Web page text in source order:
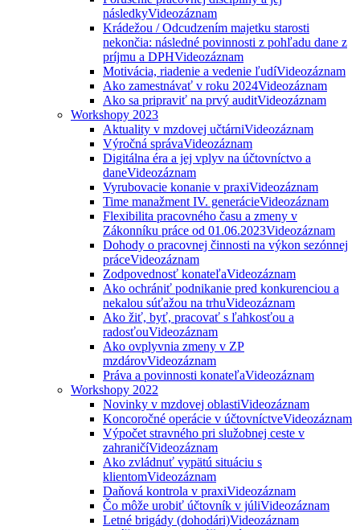
následkyVideozáznam
Krádežou / Odcudzením majetku starosti
nekončia: následné povinnosti z pohľadu dane z
príjmu a DPHVideozáznam
Motivácia, riadenie a vedenie ľudíVideozáznam
Ako zamestnávať v roku 2024Videozáznam
Ako sa pripraviť na prvý auditVideozáznam
Workshopy 2023
Aktuality v mzdovej učtárniVideozáznam
Výročná správaVideozáznam
Digitálna éra a jej vplyv na účtovníctvo a
daneVideozáznam
Vyrubovacie konanie v praxiVideozáznam
Time manažment IV. generácieVideozáznam
Flexibilita pracovného času a zmeny v
Zákonníku práce od 01.06.2023Videozáznam
Dohody o pracovnej činnosti na výkon sezónnej
práceVideozáznam
Zodpovednosť konateľaVideozáznam
Ako ochrániť podnikanie pred konkurenciou a
nekalou súťažou na trhuVideozáznam
Ako žiť, byť, pracovať s ľahkosťou a
radosťouVideozáznam
Ako ovplyvnia zmeny v ZP
mzdárovVideozáznam
Práva a povinnosti konateľaVideozáznam
Workshopy 2022
Novinky v mzdovej oblastiVideozáznam
Koncoročné operácie v účtovníctveVideozáznam
Výpočet stravného pri služobnej ceste v
zahraničíVideozáznam
Ako zvládnuť vypätú situáciu s
klientomVideozáznam
Daňová kontrola v praxiVideozáznam
Čo môže urobiť účtovník v júliVideozáznam
Letné brigády (dohodári)Videozáznam